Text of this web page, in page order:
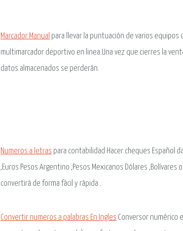
Marcador Manual para llevar la puntuación de varios equipos
multimarcador deportivo en linea.Una vez que cierres la
datos almacenados se perderán.
Numeros a letras para contabilidad Hacer cheques Español
,Euros Pesos Argentino ,Pesos Mexicanos Dólares ,Bolívares
convertirá de forma fácil y rápida .
Convertir numeros a palabras En Ingles Conversor numérico